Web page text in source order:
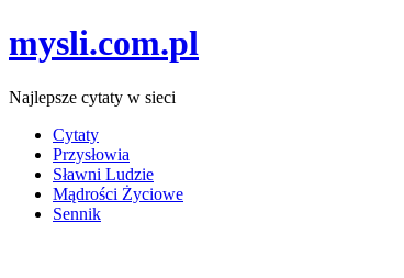
mysli.com.pl
Najlepsze cytaty w sieci
Cytaty
Przysłowia
Sławni Ludzie
Mądrości Życiowe
Sennik